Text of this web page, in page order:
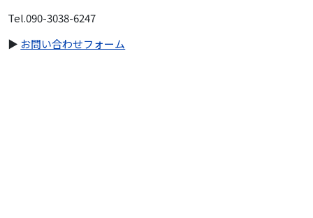
Tel.090-3038-6247
▶ お問い合わせフォーム